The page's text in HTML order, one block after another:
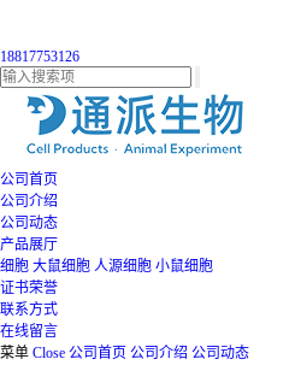
18817753126
公司首页
公司介绍
公司动态
产品展厅
细胞 大鼠细胞 人源细胞 小鼠细胞
证书荣誉
联系方式
在线留言
菜单 Close 公司首页 公司介绍 公司动态